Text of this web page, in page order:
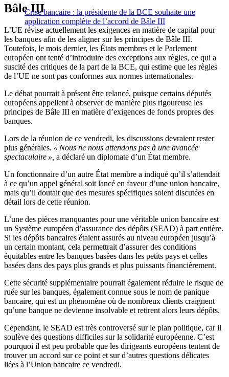
Crise bancaire : la présidente de la BCE souhaite une
application complète de l’accord de Bâle III
Bâle III
L’UE révise actuellement les exigences en matière de capital pour
les banques afin de les aligner sur les principes de Bâle III.
Toutefois, le mois dernier, les États membres et le Parlement
européen ont tenté d’introduire des exceptions aux règles, ce qui a
suscité des critiques de la part de la BCE, qui estime que les règles
de l’UE ne sont pas conformes aux normes internationales.
Le débat pourrait à présent être relancé, puisque certains députés
européens appellent à observer de manière plus rigoureuse les
principes de Bâle III en matière d’exigences de fonds propres des
banques.
Lors de la réunion de ce vendredi, les discussions devraient rester
plus générales. « Nous ne nous attendons pas à une avancée
spectaculaire », a déclaré un diplomate d’un État membre.
Un fonctionnaire d’un autre État membre a indiqué qu’il s’attendait
à ce qu’un appel général soit lancé en faveur d’une union bancaire,
mais qu’il doutait que des mesures spécifiques soient discutées en
détail lors de cette réunion.
L’une des pièces manquantes pour une véritable union bancaire est
un Système européen d’assurance des dépôts (SEAD) à part entière.
Si les dépôts bancaires étaient assurés au niveau européen jusqu’à
un certain montant, cela permettrait d’assurer des conditions
équitables entre les banques basées dans les petits pays et celles
basées dans des pays plus grands et plus puissants financièrement.
Cette sécurité supplémentaire pourrait également réduire le risque de
ruée sur les banques, également connue sous le nom de panique
bancaire, qui est un phénomène où de nombreux clients craignent
qu’une banque ne devienne insolvable et retirent alors leurs dépôts.
Cependant, le SEAD est très controversé sur le plan politique, car il
soulève des questions difficiles sur la solidarité européenne. C’est
pourquoi il est peu probable que les dirigeants européens tentent de
trouver un accord sur ce point et sur d’autres questions délicates
liées à l’Union bancaire ce vendredi.